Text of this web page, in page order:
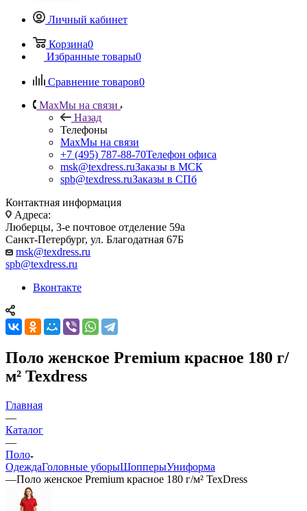
Личный кабинет
Корзина0
Избранные товары0
Сравнение товаров0
MaxМы на связи
Назад
Телефоны
MaxМы на связи
+7 (495) 787-88-70Телефон офиса
msk@texdress.ruЗаказы в МСК
spb@texdress.ruЗаказы в СПб
Контактная информация
Адреса:
Люберцы, 3-е почтовое отделение 59а
Санкт-Петербург, ул. Благодатная 67Б
msk@texdress.ru
spb@texdress.ru
Вконтакте
Поло женское Premium красное 180 г/
м² Texdress
Главная
—
Каталог
—
Поло
ОдеждаГоловные уборыШопперыУниформа
—Поло женское Premium красное 180 г/м² TexDress